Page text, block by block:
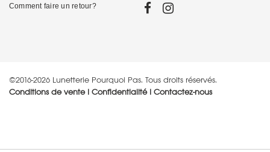
Comment faire un retour?
©2016-2026 Lunetterie Pourquoi Pas. Tous droits réservés.
Conditions de venteI ConfidentialitéI Contactez-nous